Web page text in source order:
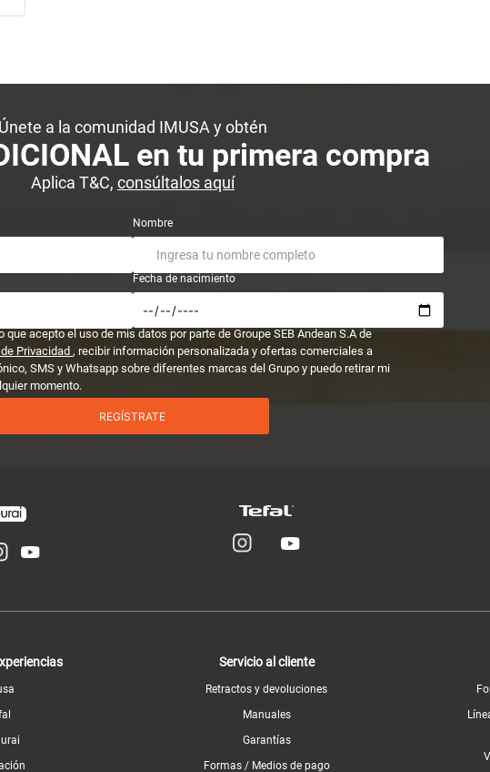
Únete a la comunidad IMUSA y obtén
en tu primera compra
Aplica T&C, consúltalos aquí
Nombre
Fecha de nacimiento
que acepto el uso de mis datos por parte de Groupe SEB Andean S.A de
Privacidad, recibir información personalizada y ofertas comerciales a
SMS y Whatsapp sobre diferentes marcas del Grupo y puedo retirar mi
momento.
REGÍSTRATE
Servicio al cliente
Retractos y devoluciones
Manuales
Garantías
Formas / Medios de pago